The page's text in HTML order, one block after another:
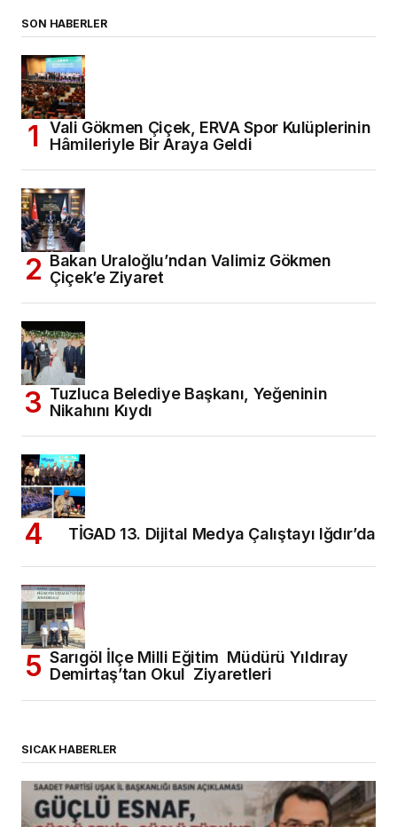
SON HABERLER
Vali Gökmen Çiçek, ERVA Spor Kulüplerinin
Hâmileriyle Bir Araya Geldi
Bakan Uraloğlu’ndan Valimiz Gökmen
Çiçek’e Ziyaret
Tuzluca Belediye Başkanı, Yeğeninin
Nikahını Kıydı
TİGAD 13. Dijital Medya Çalıştayı Iğdır’da
Sarıgöl İlçe Milli Eğitim Müdürü Yıldıray
Demirtaş’tan Okul Ziyaretleri
SICAK HABERLER